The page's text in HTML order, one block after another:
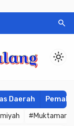
search
light_mode
Daerah
#Muktamar